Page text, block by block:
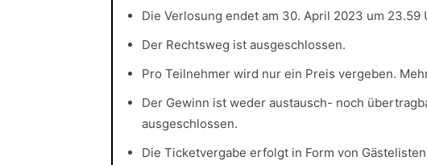
Die Verlosung endet am 30. April 2023 um 23.59
Der Rechtsweg ist ausgeschlossen.
Pro Teilnehmer wird nur ein Preis vergeben.
Der Gewinn ist weder austausch- noch
ausgeschlossen.
Die Ticketvergabe erfolgt in Form von